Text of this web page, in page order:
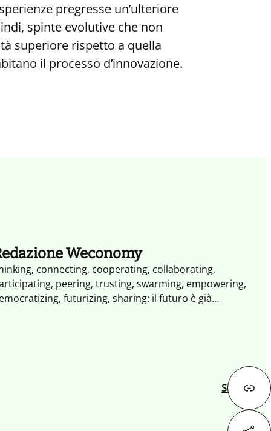
pregresse un’ulteriore
spinte evolutive che non
superiore rispetto a quella
il processo d’innovazione.
Successivo
Weconomy
connecting, cooperating, collaborating,
peering, trusting, swarming, empowering,
futurizing, sharing: il futuro è già